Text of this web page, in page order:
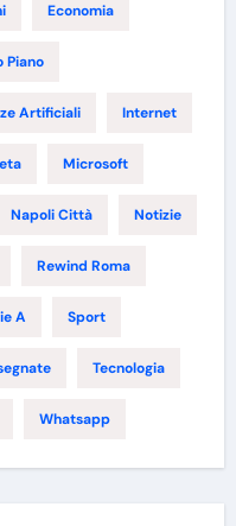
Economia
Piano
Artificiali Internet
Microsoft
Napoli Città Notizie
Rewind Roma
A Sport
Tecnologia
Whatsapp